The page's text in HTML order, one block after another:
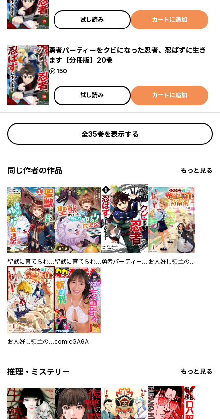
試し読み カートに追加
勇者パーティーをクビになった忍者、忍ばずに生き
ます【分冊版】20巻
150
ポイント
試し読み カートに追加
全35巻を表示する
同じ作者の作品 もっと見る
聖獣に育てられた少年の異世界ゆるり放浪記～神様からもらったチート魔法で、仲間たちとスローライフを満喫中～ 聖獣に育てられた少年の異世界ゆるり放浪記～神様からもらったチート魔法で、仲間たちとスローライフを満喫中～【分冊版】 勇者パーティーをクビになった忍者、忍ばずに生きます お人好し領主の完全無血な防衛術～万能生産魔法で築いた城塞都市は向かうところ敵なしです！～
お人好し領主の完全無血な防衛術～万能生産魔法で築いた城塞都市は向かうところ敵なしです！～【分冊版】comicGAGA
推理・ミステリー もっと見る